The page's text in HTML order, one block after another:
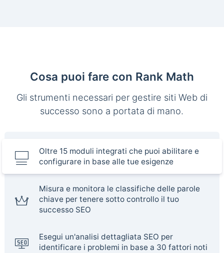
Cosa puoi fare con Rank Math
Gli strumenti necessari per gestire siti Web di
successo sono a portata di mano.
Oltre 15 moduli integrati che puoi abilitare e
configurare in base alle tue esigenze
Misura e monitora le classifiche delle parole
chiave per tenere sotto controllo il tuo
successo SEO
Esegui un'analisi dettagliata SEO per
identificare i problemi in base a 30 fattori noti